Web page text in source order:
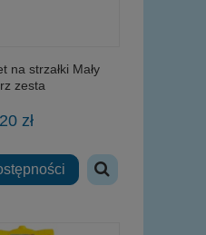
na strzałki Mały
zesta
zł